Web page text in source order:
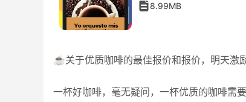
8.99MB
☕关于优质咖啡的最佳报价和报价，明天激
一杯好咖啡，毫无疑问，一杯优质的咖啡需